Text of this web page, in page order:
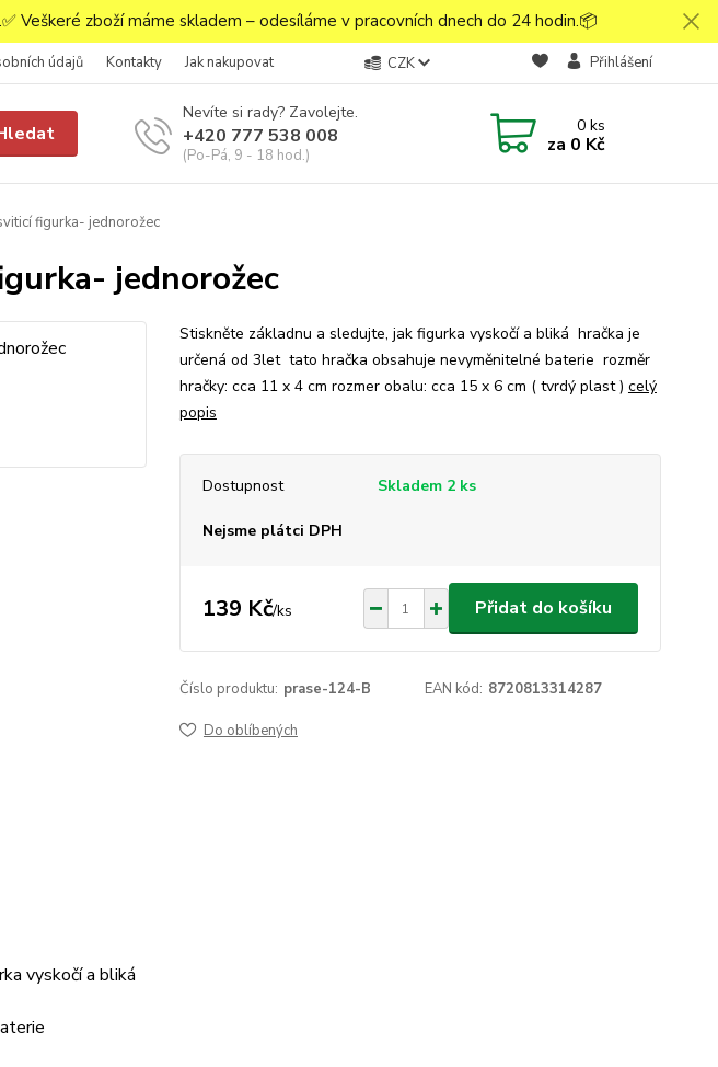
Veškeré zboží máme skladem – odesíláme v pracovních dnech do 24 hodin.📦
údajů Kontakty Jak nakupovat CZK Přihlášení
Nevíte si rady? Zavolejte.
+420 777 538 008
(Po-Pá, 9 - 18 hod.)
0ks
za 0 Kč
figurka- jednorožec
jednorožec
Stiskněte základnu a sledujte, jak figurka vyskočí a bliká hračka je
určená od 3let tato hračka obsahuje nevyměnitelné baterie rozměr
hračky: cca 11 x 4 cm rozmer obalu: cca 15 x 6 cm ( tvrdý plast ) celý
popis
Dostupnost Skladem 2 ks
Nejsme plátci DPH
139 Kč/ks Přidat do košíku
Číslo produktu: prase-124-B EAN kód: 8720813314287
Do oblíbených
vyskočí a bliká